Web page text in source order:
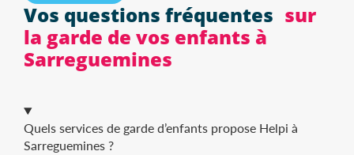
Vos questions fréquentes sur
la garde de vos enfants à
Sarreguemines
Quels services de garde d’enfants propose Helpi à
Sarreguemines ?